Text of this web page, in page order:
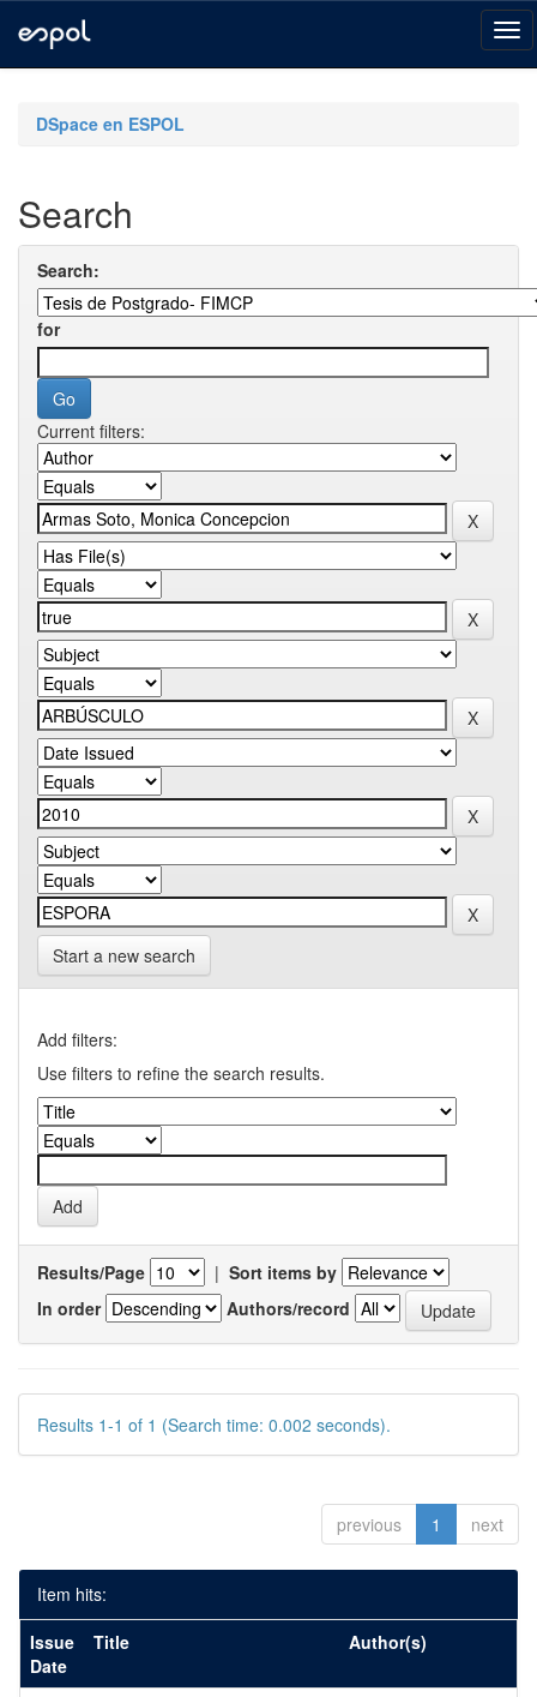
navigationDSpace en ESPOL
Search
Search:
for
Current filters:
Start a new search
Add filters:
Use filters to refine the search results.
Results/Page | Sort items by
In order
Authors/record
Results 1-1 of 1 (Search time: 0.002 seconds).
previous 1 next
Item hits:
Issue
Date
Title Author(s)